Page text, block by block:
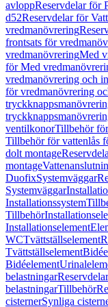
avloppReservdelar för
d52Reservdelar för
vredmanövrering
frontsats för
vredmanövreringMed
för Med
vredmanövrering och
för vredmanövrering
ventilkonorTillbehör
Tillbehör för vattenlås
dolt montage
montage
DuofixSystemväggar
Systemväggar
Installationssystem
Tillbehör
Installationselement
WCTvättställselement
Tvättställselement
Bidéelement
belastningar
belastningarTillbehör
cisternerSynliga